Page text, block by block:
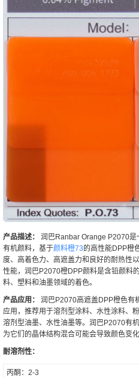
产品描述：
润巴Ranbar Orange P2070是
有机颜料，基于颜料橙73的高性能DPP橙
度、高着色力、高遮盖力和良好的耐热性
性能，润巴P2070橙DPP颜料是含铅颜料
料、塑料和油墨领域的着色。
产品应用：
润巴P2070高遮盖DPP橙色有
应用，推荐用于溶剂型涂料、水性涂料、
溶剂型油墨、水性油墨等。润巴P2070有
为它们的晶体结构混合可能会导致颜色变化
耐溶剂性：
丙酮：2-3